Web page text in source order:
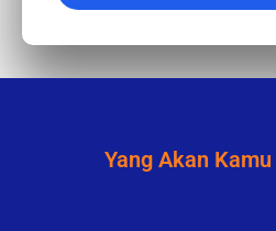
Yang Akan